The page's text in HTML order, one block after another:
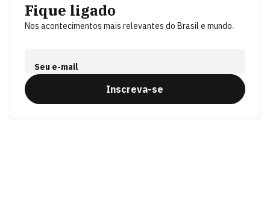
Fique ligado
Nos acontecimentos mais relevantes do Brasil e mundo.
Seu e-mail
Inscreva-se